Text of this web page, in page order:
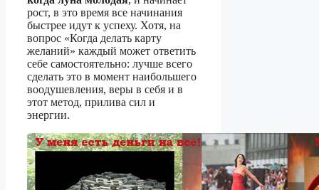
рост, в это время все начинания
быстрее идут к успеху. Хотя, на
вопрос «Когда делать карту
желаний» каждый может ответить
себе самостоятельно: лучше всего
сделать это в момент наибольшего
воодушевления, веры в себя и в
этот метод, прилива сил и
энергии.